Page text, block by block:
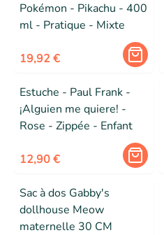
Pokémon - Pikachu - 400
ml - Pratique - Mixte
19,92 €
Estuche - Paul Frank -
¡Alguien me quiere! -
Rose - Zippée - Enfant
12,90 €
Sac à dos Gabby's
dollhouse Meow
maternelle 30 CM